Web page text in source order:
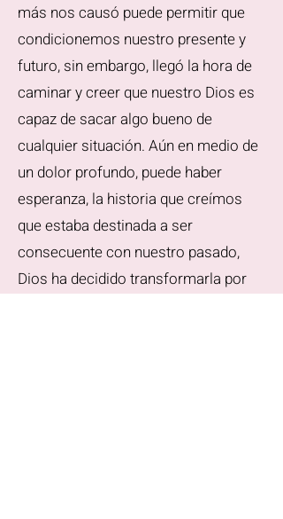
más nos causó puede permitir que
condicionemos nuestro presente y
futuro, sin embargo, llegó la hora de
caminar y creer que nuestro Dios es
capaz de sacar algo bueno de
cualquier situación. Aún en medio de
un dolor profundo, puede haber
esperanza, la historia que creímos
que estaba destinada a ser
consecuente con nuestro pasado,
Dios ha decidido transformarla por